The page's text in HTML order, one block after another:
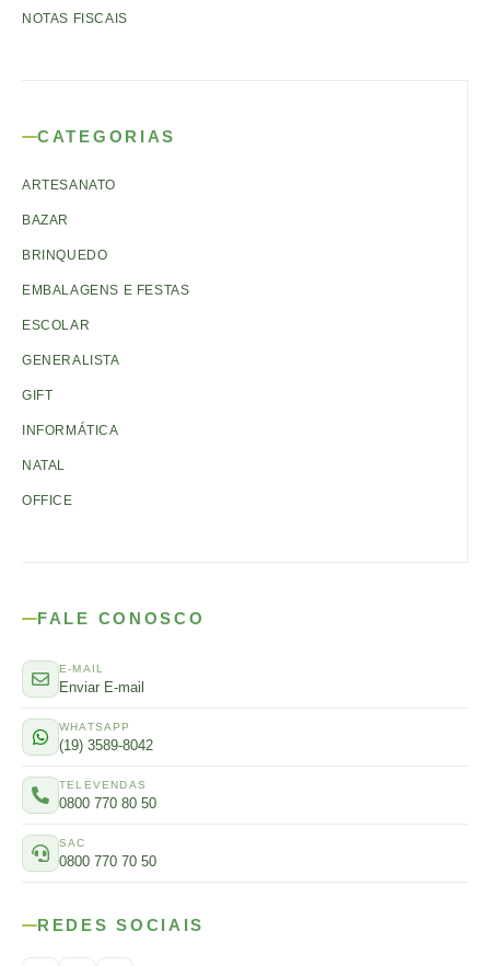
NOTAS FISCAIS
CATEGORIAS
ARTESANATO
BAZAR
BRINQUEDO
EMBALAGENS E FESTAS
ESCOLAR
GENERALISTA
GIFT
INFORMÁTICA
NATAL
OFFICE
FALE CONOSCO
E-MAIL
Enviar E-mail
WHATSAPP
(19) 3589-8042
TELEVENDAS
0800 770 80 50
SAC
0800 770 70 50
REDES SOCIAIS